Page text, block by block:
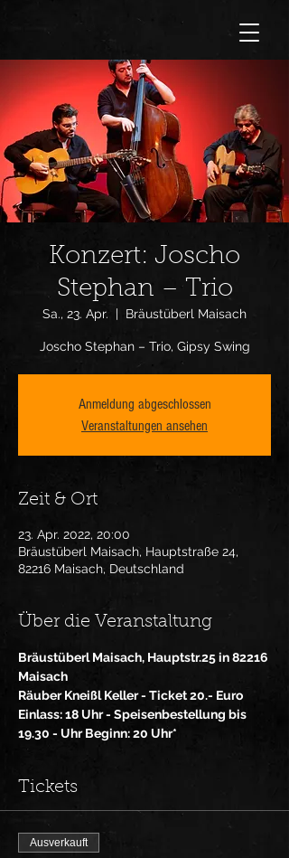
Konzert: Joscho
Stephan – Trio
Sa., 23. Apr.
  |
Bräustüberl Maisach
Joscho Stephan – Trio, Gipsy Swing
Anmeldung abgeschlossen
Veranstaltungen ansehen
Zeit & Ort
23. Apr. 2022, 20:00
Bräustüberl Maisach, Hauptstraße 24,
82216 Maisach, Deutschland
Über die Veranstaltung
Bräustüberl Maisach, Hauptstr.25 in 82216
Maisach
Räuber Kneißl Keller - Ticket 20.- Euro
Einlass: 18 Uhr - Speisenbestellung bis
19.30 - Uhr Beginn: 20 Uhr*
Tickets
Ausverkauft